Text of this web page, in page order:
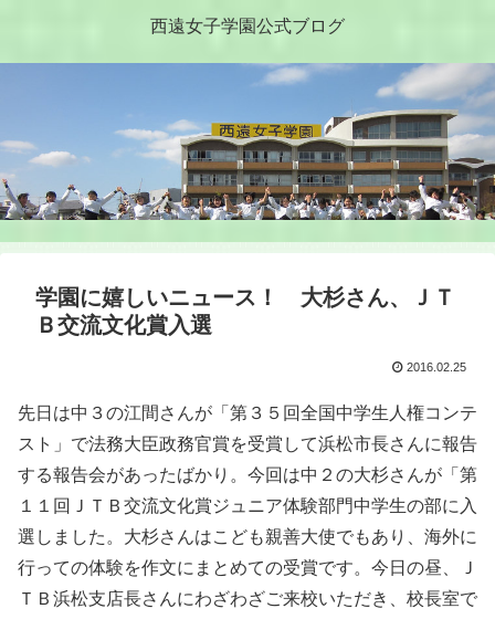
西遠女子学園公式ブログ
学園に嬉しいニュース！ 大杉さん、ＪＴ
Ｂ交流文化賞入選
2016.02.25
先日は中３の江間さんが「第３５回全国中学生人権コンテ
スト」で法務大臣政務官賞を受賞して浜松市長さんに報告
する報告会があったばかり。今回は中２の大杉さんが「第
１１回ＪＴＢ交流文化賞ジュニア体験部門中学生の部に入
選しました。大杉さんはこども親善大使でもあり、海外に
行っての体験を作文にまとめての受賞です。今日の昼、Ｊ
ＴＢ浜松支店長さんにわざわざご来校いただき、校長室で